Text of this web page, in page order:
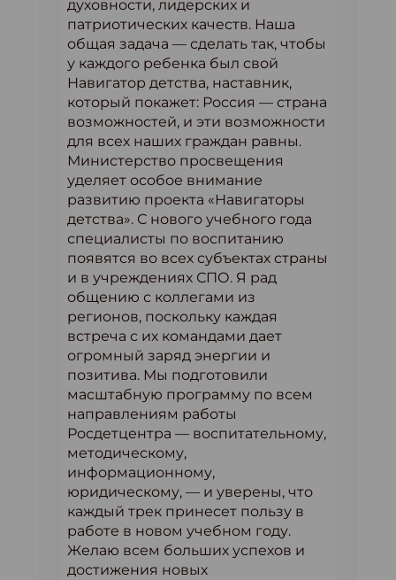
духовности, лидерских и
патриотических качеств. Наша
общая задача — сделать так, чтобы
у каждого ребенка был свой
Навигатор детства, наставник,
который покажет: Россия — страна
возможностей, и эти возможности
для всех наших граждан равны.
Министерство просвещения
уделяет особое внимание
развитию проекта «Навигаторы
детства». С нового учебного года
специалисты по воспитанию
появятся во всех субъектах страны
и в учреждениях СПО. Я рад
общению с коллегами из
регионов, поскольку каждая
встреча с их командами дает
огромный заряд энергии и
позитива. Мы подготовили
масштабную программу по всем
направлениям работы
Росдетцентра — воспитательному,
методическому,
информационному,
юридическому, — и уверены, что
каждый трек принесет пользу в
работе в новом учебном году.
Желаю всем больших успехов и
достижения новых